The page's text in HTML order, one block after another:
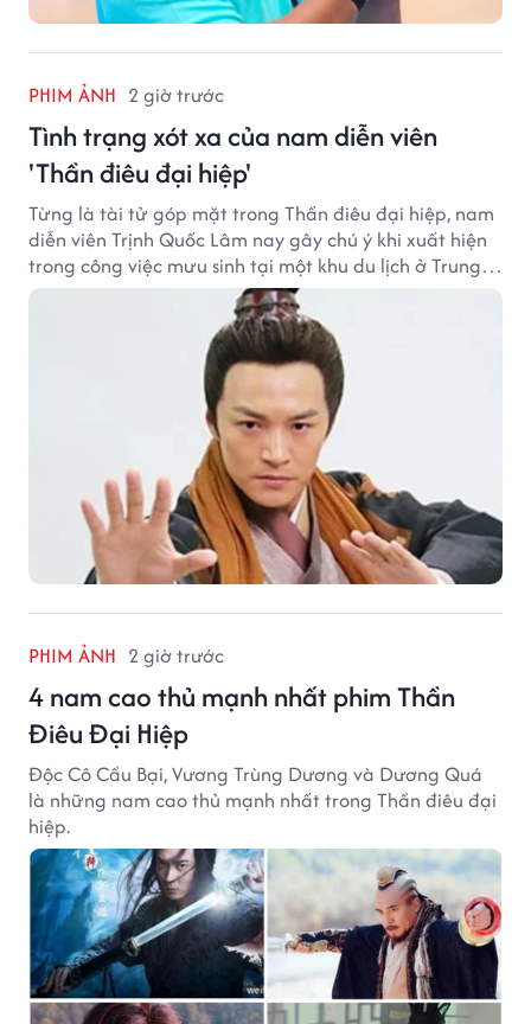
PHIM ẢNH 2 giờ trước
Tình trạng xót xa của nam diễn viên
'Thần điêu đại hiệp'
Từng là tài tử góp mặt trong Thần điêu đại hiệp, nam
diễn viên Trịnh Quốc Lâm nay gây chú ý khi xuất hiện
trong công việc mưu sinh tại một khu du lịch ở Trung
Quốc.
PHIM ẢNH 2 giờ trước
4 nam cao thủ mạnh nhất phim Thần
Điêu Đại Hiệp
Độc Cô Cầu Bại, Vương Trùng Dương và Dương Quá
là những nam cao thủ mạnh nhất trong Thần điêu đại
hiệp.